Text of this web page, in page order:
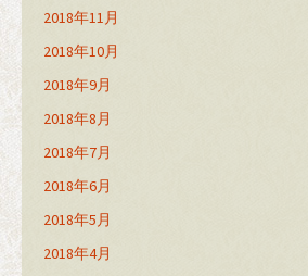
2018年11月
2018年10月
2018年9月
2018年8月
2018年7月
2018年6月
2018年5月
2018年4月